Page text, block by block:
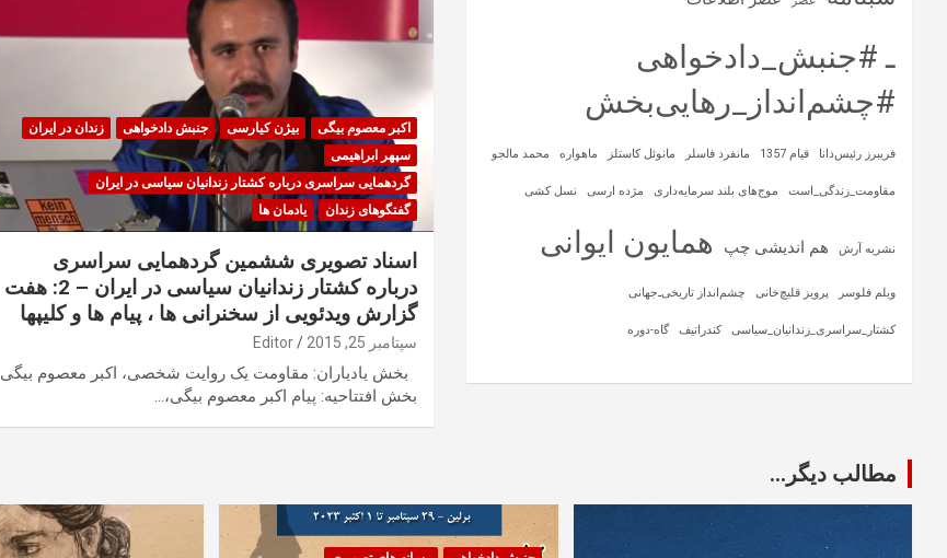
اکبر معصوم بیگی بیژن کیارسی جنبش دادخواهی
زندان در ایران
سپهر ابراهیمی
گردهمایی سراسری درباره کشتار زندانیان سیاسی در ایران
گفتگوهای زندان
یادمان ها
اسناد تصویری ششمین گردهمایی سراسری
درباره کشتار زندانیان سیاسی در ایران – 2: هفت
گزارش ویدئویی از سخنرانی ها ، پیام ها و کلیپها
سپتامبر 25, 2015 Editor
بخش یادیاران: مقاومت یک روایت شخصی، اکبر معصوم بیگی
بخش افتتاحیه: پیام اکبر معصوم بیگی،…
ـ #جنبش_دادخواهی
#چشم‌انداز_رهایی‌بخش
فریبرز رئیس‌دانا قیام 1357 مانفرد فاسلر مانوئل کاستلز ماهواره‌ محمد مالجو
مقاومت_زندگی_است موج‌های بلند سرمایه‌داری مژده ارسی نسل کشی
نشریه آرش هم اندیشی چپ همایون ایوانی
ویلم فلوسر پرویز قلیچ‌خانی چشم‌انداز تاریخی‌ـ‌جهانی
کشتار_سراسری_زندانیان_سیاسی کندراتیف گاه-دوره
مطالب دیگر...